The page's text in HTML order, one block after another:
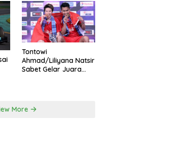
Tontowi
Ahmad/Liliyana Natsir
Sabet Gelar Juara
More